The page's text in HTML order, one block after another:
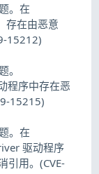
。在
存在由恶意
15212)
。
程序中存在恶
15215)
。在
驱动程序
引用。(CVE-